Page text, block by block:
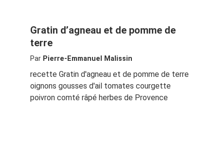
Gratin d’agneau et de pomme de
terre
Par Pierre-Emmanuel Malissin
recette Gratin d'agneau et de pomme de terre
oignons gousses d'ail tomates courgette
poivron comté râpé herbes de Provence